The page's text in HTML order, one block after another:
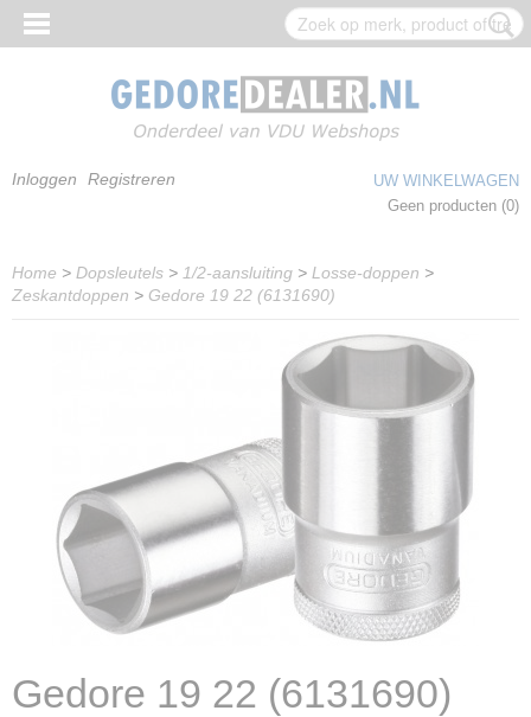
Inloggen Registreren
UW WINKELWAGEN
Geen producten (0)
Home > Dopsleutels > 1/2-aansluiting > Losse-doppen >
Zeskantdoppen > Gedore 19 22 (6131690)
Gedore 19 22 (6131690)